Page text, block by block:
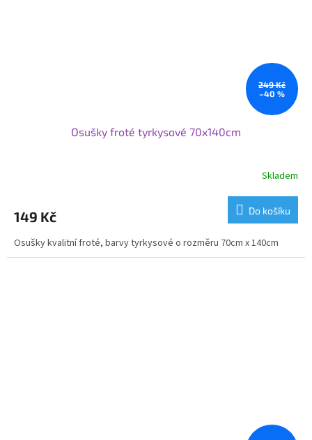
249 Kč
–40 %
Osušky froté tyrkysové 70x140cm
Skladem
149 Kč Do košíku
Osušky kvalitní froté, barvy tyrkysové o rozměru 70cm x 140cm